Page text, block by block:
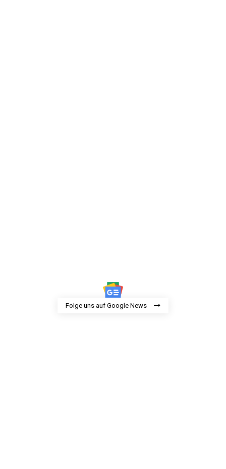
Folge uns auf Google News